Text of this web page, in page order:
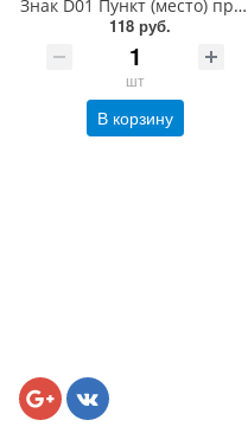
Знак D01 Пункт (место) приема пищи. 200x200 мм. пластик 2 мм
118 руб.
шт
В корзину